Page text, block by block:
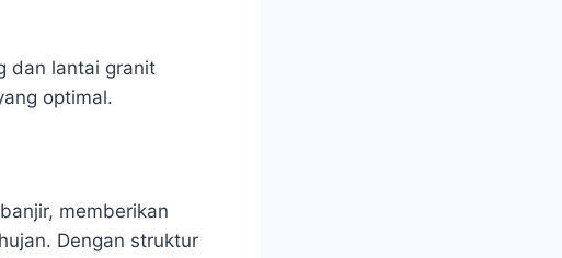
dan lantai granit
optimal.
memberikan
Dengan struktur